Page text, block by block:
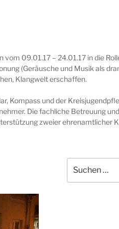
09.01.17 – 24.01.17 in die
(Geräusche und Musik als
Klangwelt erschaffen.
Kompass und der
Die fachliche Betreuung
zweier ehrenamtlicher
nach: